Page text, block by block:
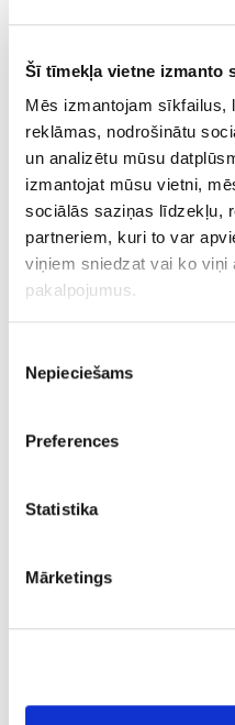
Šī tīmekļa vietne izmanto
Mēs izmantojam sīkfailus,
reklāmas, nodrošinātu
un analizētu mūsu
izmantojat mūsu vietni,
sociālās saziņas līdzekļu,
partneriem, kuri to var
viņiem sniedzat vai ko viņi
pakalpojumus.
izvēle
Nepieciešams
Preferences
Statistika
Mārketings
RELATED
Board materials High